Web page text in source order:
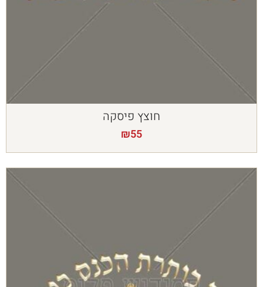
חוצץ פיסקה
₪55